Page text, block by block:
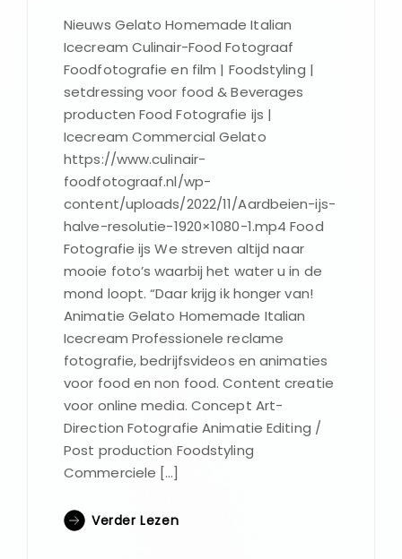
Nieuws Gelato Homemade Italian
Icecream Culinair-Food Fotograaf
Foodfotografie en film | Foodstyling |
setdressing voor food & Beverages
producten Food Fotografie ijs |
Icecream Commercial Gelato
https://www.culinair-
foodfotograaf.nl/wp-
content/uploads/2022/11/Aardbeien-ijs-
halve-resolutie-1920×1080-1.mp4 Food
Fotografie ijs We streven altijd naar
mooie foto’s waarbij het water u in de
mond loopt. “Daar krijg ik honger van!
Animatie Gelato Homemade Italian
Icecream Professionele reclame
fotografie, bedrijfsvideos en animaties
voor food en non food. Content creatie
voor online media. Concept Art-
Direction Fotografie Animatie Editing /
Post production Foodstyling
Commerciele […]
Verder Lezen